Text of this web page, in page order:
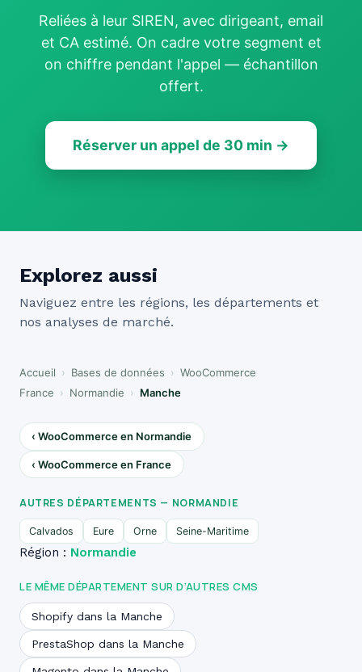
Reliées à leur SIREN, avec dirigeant, email
et CA estimé. On cadre votre segment et
on chiffre pendant l'appel — échantillon
offert.
Réserver un appel de 30 min →
Explorez aussi
Naviguez entre les régions, les départements et
nos analyses de marché.
Accueil › Bases de données › WooCommerce
France › Normandie › Manche
‹ WooCommerce en Normandie
‹ WooCommerce en France
AUTRES DÉPARTEMENTS — NORMANDIE
Calvados Eure Orne Seine-Maritime
Région : Normandie
LE MÊME DÉPARTEMENT SUR D’AUTRES CMS
Shopify dans la Manche
PrestaShop dans la Manche